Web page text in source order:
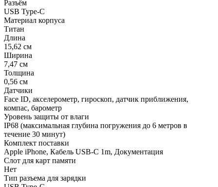
Разъём
USB Type-C
Материал корпуса
Титан
Длина
15,62 см
Ширина
7,47 см
Толщина
0,56 см
Датчики
Face ID, акселерометр, гироскоп, датчик приближения,
компас, барометр
Уровень защиты от влаги
IP68 (максимальная глубина погружения до 6 метров в
течение 30 минут)
Комплект поставки
Apple iPhone, Кабель USB-C 1m, Документация
Слот для карт памяти
Нет
Тип разъема для зарядки